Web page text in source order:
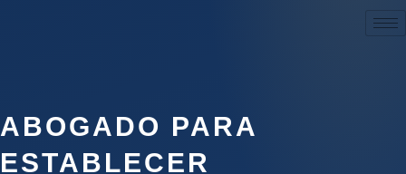
ABOGADO PARA
ESTABLECER